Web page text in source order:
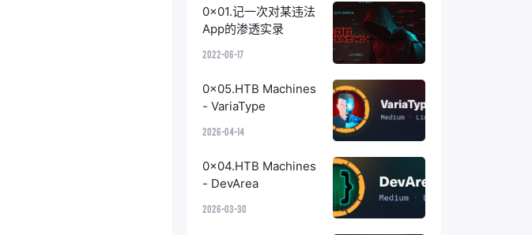
0x01.记一次对某违法
App的渗透实录
2022-06-17
0x05.HTB Machines
- VariaType
2026-04-14
0x04.HTB Machines
- DevArea
2026-03-30